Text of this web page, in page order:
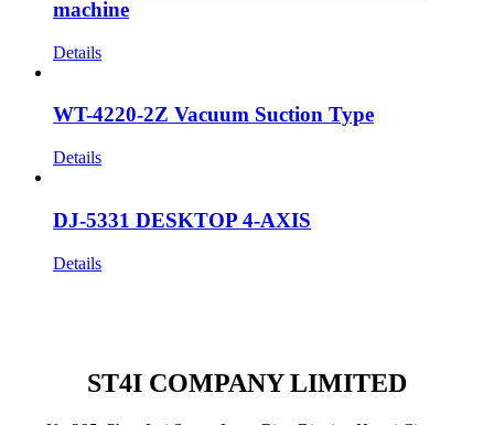
machine
Details
WT-4220-2Z Vacuum Suction Type
Details
DJ-5331 DESKTOP 4-AXIS
Details
ST4I COMPANY LIMITED